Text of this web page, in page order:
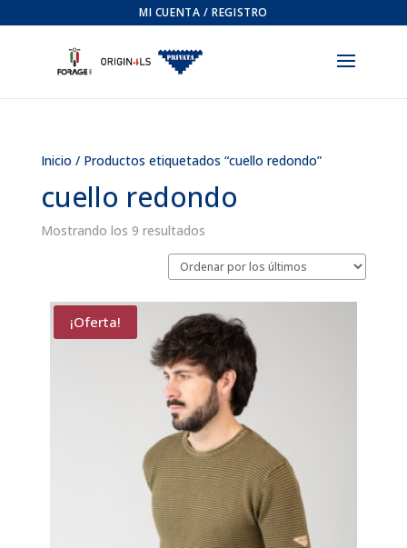
MI CUENTA / REGISTRO
Inicio / Productos etiquetados “cuello redondo”
cuello redondo
Mostrando los 9 resultadosOrdenado
por
los
¡Oferta!